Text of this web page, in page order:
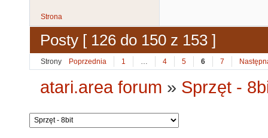
Strona
Posty [ 126 do 150 z 153 ]
Strony Poprzednia 1 … 4 5 6 7
atari.area forum » Sprzęt -